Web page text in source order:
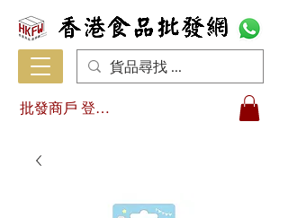
批發商戶 登入/註冊